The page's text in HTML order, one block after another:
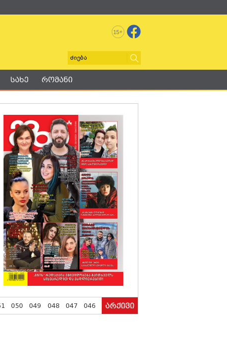
15+
სახე რომანი
050 049 048 047 046 არქივი